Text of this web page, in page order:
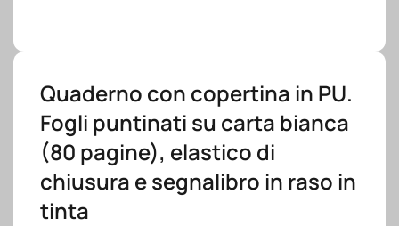
Quaderno con copertina in PU.
Fogli puntinati su carta bianca
(80 pagine), elastico di
chiusura e segnalibro in raso in
tinta